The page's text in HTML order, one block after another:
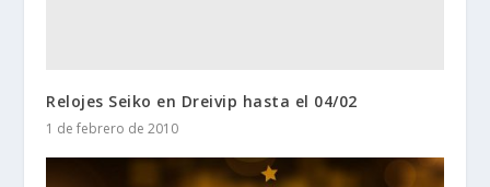
Relojes Seiko en Dreivip hasta el 04/02
1 de febrero de 2010